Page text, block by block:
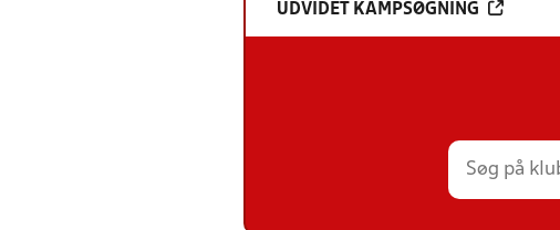
UDVIDET KAMPSØGNING